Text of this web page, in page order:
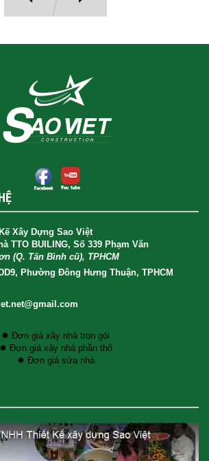
Xây Dựng Sao Việt
TTO BUILING, Số 339 Phạm Văn
(Q. Tân Bình cũ), TPHCM
Phường Đông Hưng Thuận, TPHCM
✸ Đơn giá xây nhà trọn gói
✸ Đơn giá xây nhà phần thô
✸ Đơn giá sửa nhà